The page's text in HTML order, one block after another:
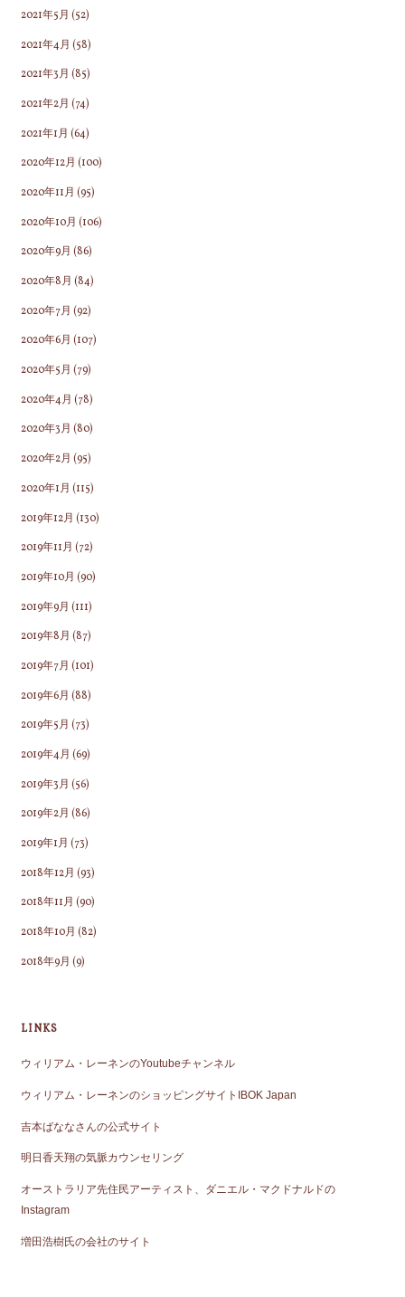
2021年5月 (52)
2021年4月 (58)
2021年3月 (85)
2021年2月 (74)
2021年1月 (64)
2020年12月 (100)
2020年11月 (95)
2020年10月 (106)
2020年9月 (86)
2020年8月 (84)
2020年7月 (92)
2020年6月 (107)
2020年5月 (79)
2020年4月 (78)
2020年3月 (80)
2020年2月 (95)
2020年1月 (115)
2019年12月 (130)
2019年11月 (72)
2019年10月 (90)
2019年9月 (111)
2019年8月 (87)
2019年7月 (101)
2019年6月 (88)
2019年5月 (73)
2019年4月 (69)
2019年3月 (56)
2019年2月 (86)
2019年1月 (73)
2018年12月 (93)
2018年11月 (90)
2018年10月 (82)
2018年9月 (9)
LINKS
ウィリアム・レーネンのYoutubeチャンネル
ウィリアム・レーネンのショッピングサイトIBOK Japan
吉本ばななさんの公式サイト
明日香天翔の気脈カウンセリング
オーストラリア先住民アーティスト、ダニエル・マクドナルドの
Instagram
増田浩樹氏の会社のサイト